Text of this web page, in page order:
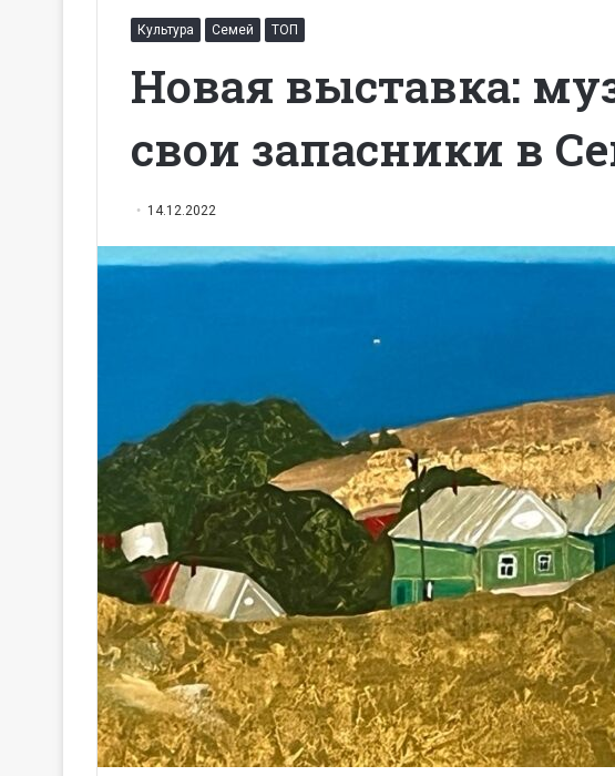
Культура Семей ТОП
Новая выставка:
свои запасники в
14.12.2022